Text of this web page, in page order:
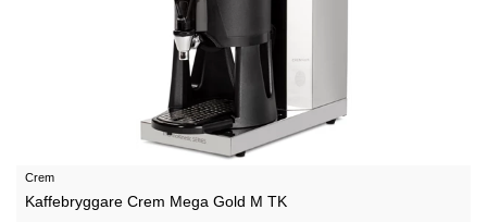
Crem
Kaffebryggare Crem Mega Gold M TK